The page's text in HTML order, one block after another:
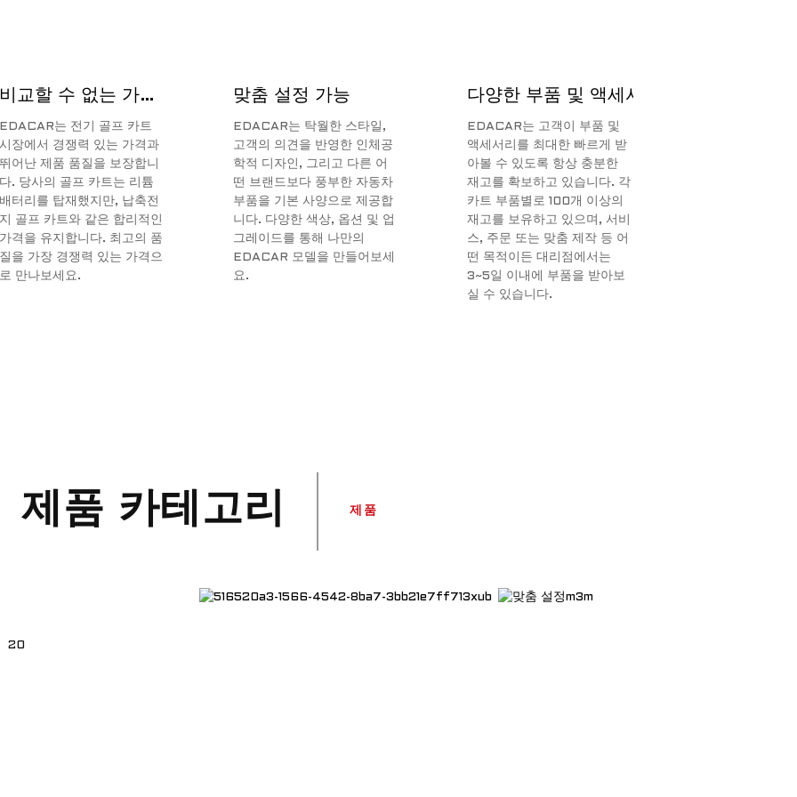
비교할 수 없는 가성비
EDACAR는 전기 골프 카트
시장에서 경쟁력 있는 가격과
뛰어난 제품 품질을 보장합니
다. 당사의 골프 카트는 리튬
배터리를 탑재했지만, 납축전
지 골프 카트와 같은 합리적인
가격을 유지합니다. 최고의 품
질을 가장 경쟁력 있는 가격으
로 만나보세요.
맞춤 설정 가능
EDACAR는 탁월한 스타일,
고객의 의견을 반영한 인체공
학적 디자인, 그리고 다른 어
떤 브랜드보다 풍부한 자동차
부품을 기본 사양으로 제공합
니다. 다양한 색상, 옵션 및 업
그레이드를 통해 나만의
EDACAR 모델을 만들어보세
요.
다양한 부품 및 액세서리를 재고로 보유
EDACAR는 고객이 부품 및
액세서리를 최대한 빠르게 받
아볼 수 있도록 항상 충분한
재고를 확보하고 있습니다. 각
카트 부품별로 100개 이상의
재고를 보유하고 있으며, 서비
스, 주문 또는 맞춤 제작 등 어
떤 목적이든 대리점에서는
3~5일 이내에 부품을 받아보
실 수 있습니다.
제품 카테고리 제품
20